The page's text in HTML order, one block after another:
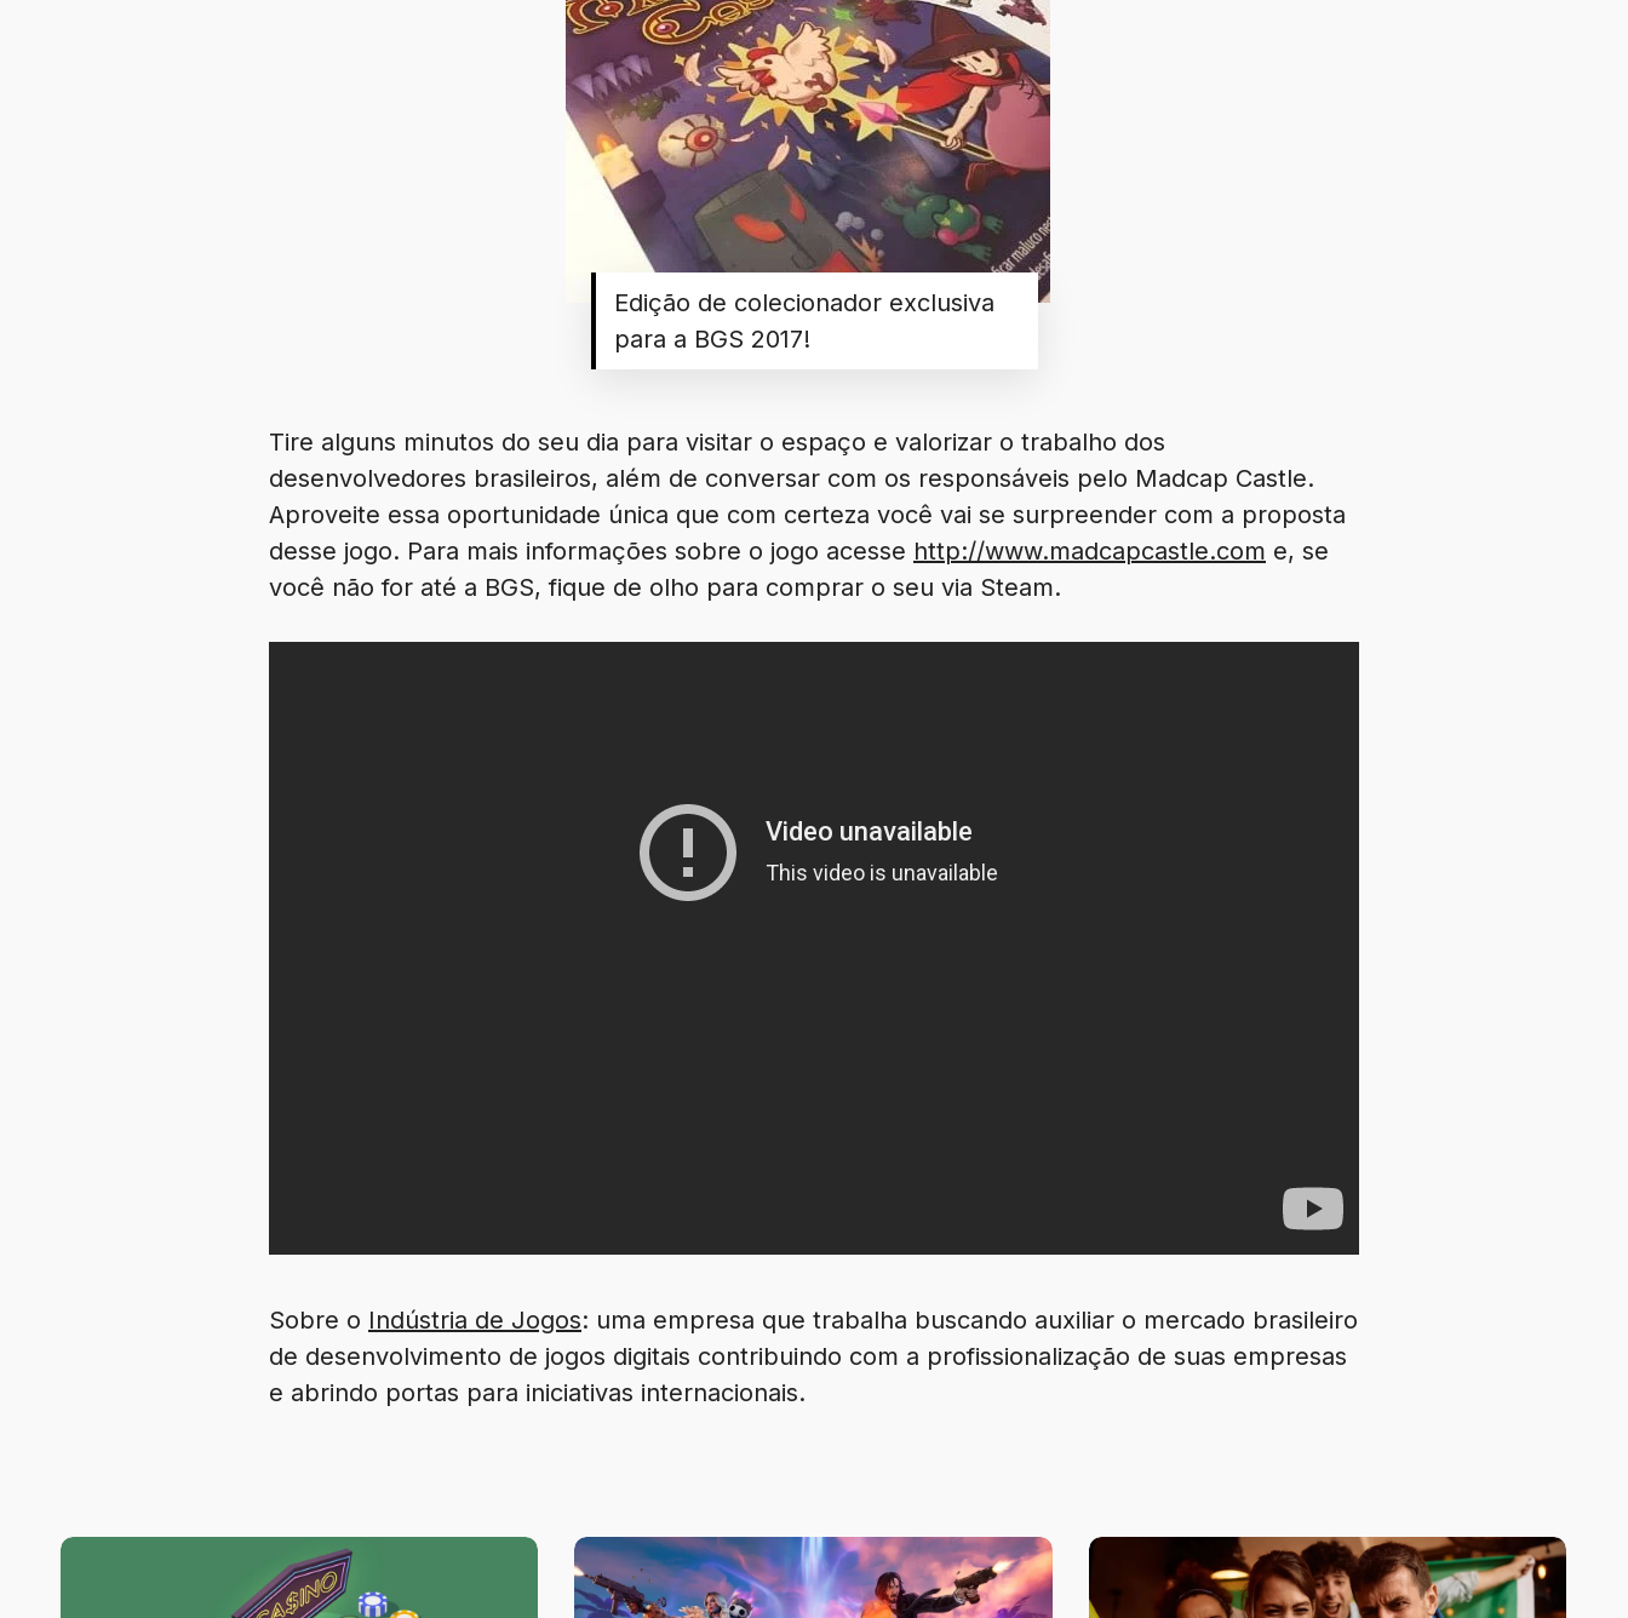
Edição de colecionador exclusiva
para a BGS 2017!
Tire alguns minutos do seu dia para visitar o espaço e valorizar o trabalho dos
desenvolvedores brasileiros, além de conversar com os responsáveis pelo Madcap Castle.
Aproveite essa oportunidade única que com certeza você vai se surpreender com a proposta
desse jogo. Para mais informações sobre o jogo acesse http://www.madcapcastle.com e, se
você não for até a BGS, fique de olho para comprar o seu via Steam.
Sobre o Indústria de Jogos: uma empresa que trabalha buscando auxiliar o mercado brasileiro
de desenvolvimento de jogos digitais contribuindo com a profissionalização de suas empresas
e abrindo portas para iniciativas internacionais.
1win
Por
que
A
psicologia